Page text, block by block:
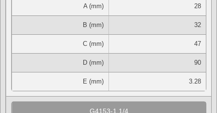
A (mm) 28
B (mm) 32
C (mm) 47
D (mm) 90
E (mm) 3.28
G4153-1.1/4